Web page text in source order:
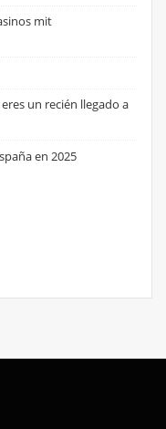
mit
un recién llegado a
en 2025